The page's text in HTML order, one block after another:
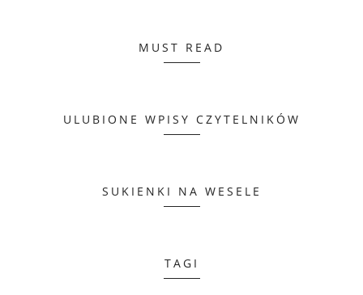
MUST READ
ULUBIONE WPISY CZYTELNIKÓW
SUKIENKI NA WESELE
TAGI